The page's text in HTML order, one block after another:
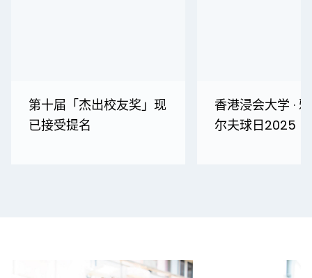
第十届「杰出校友奖」现
已接受提名
⾹港浸会⼤学 ·
尔夫球⽇2025